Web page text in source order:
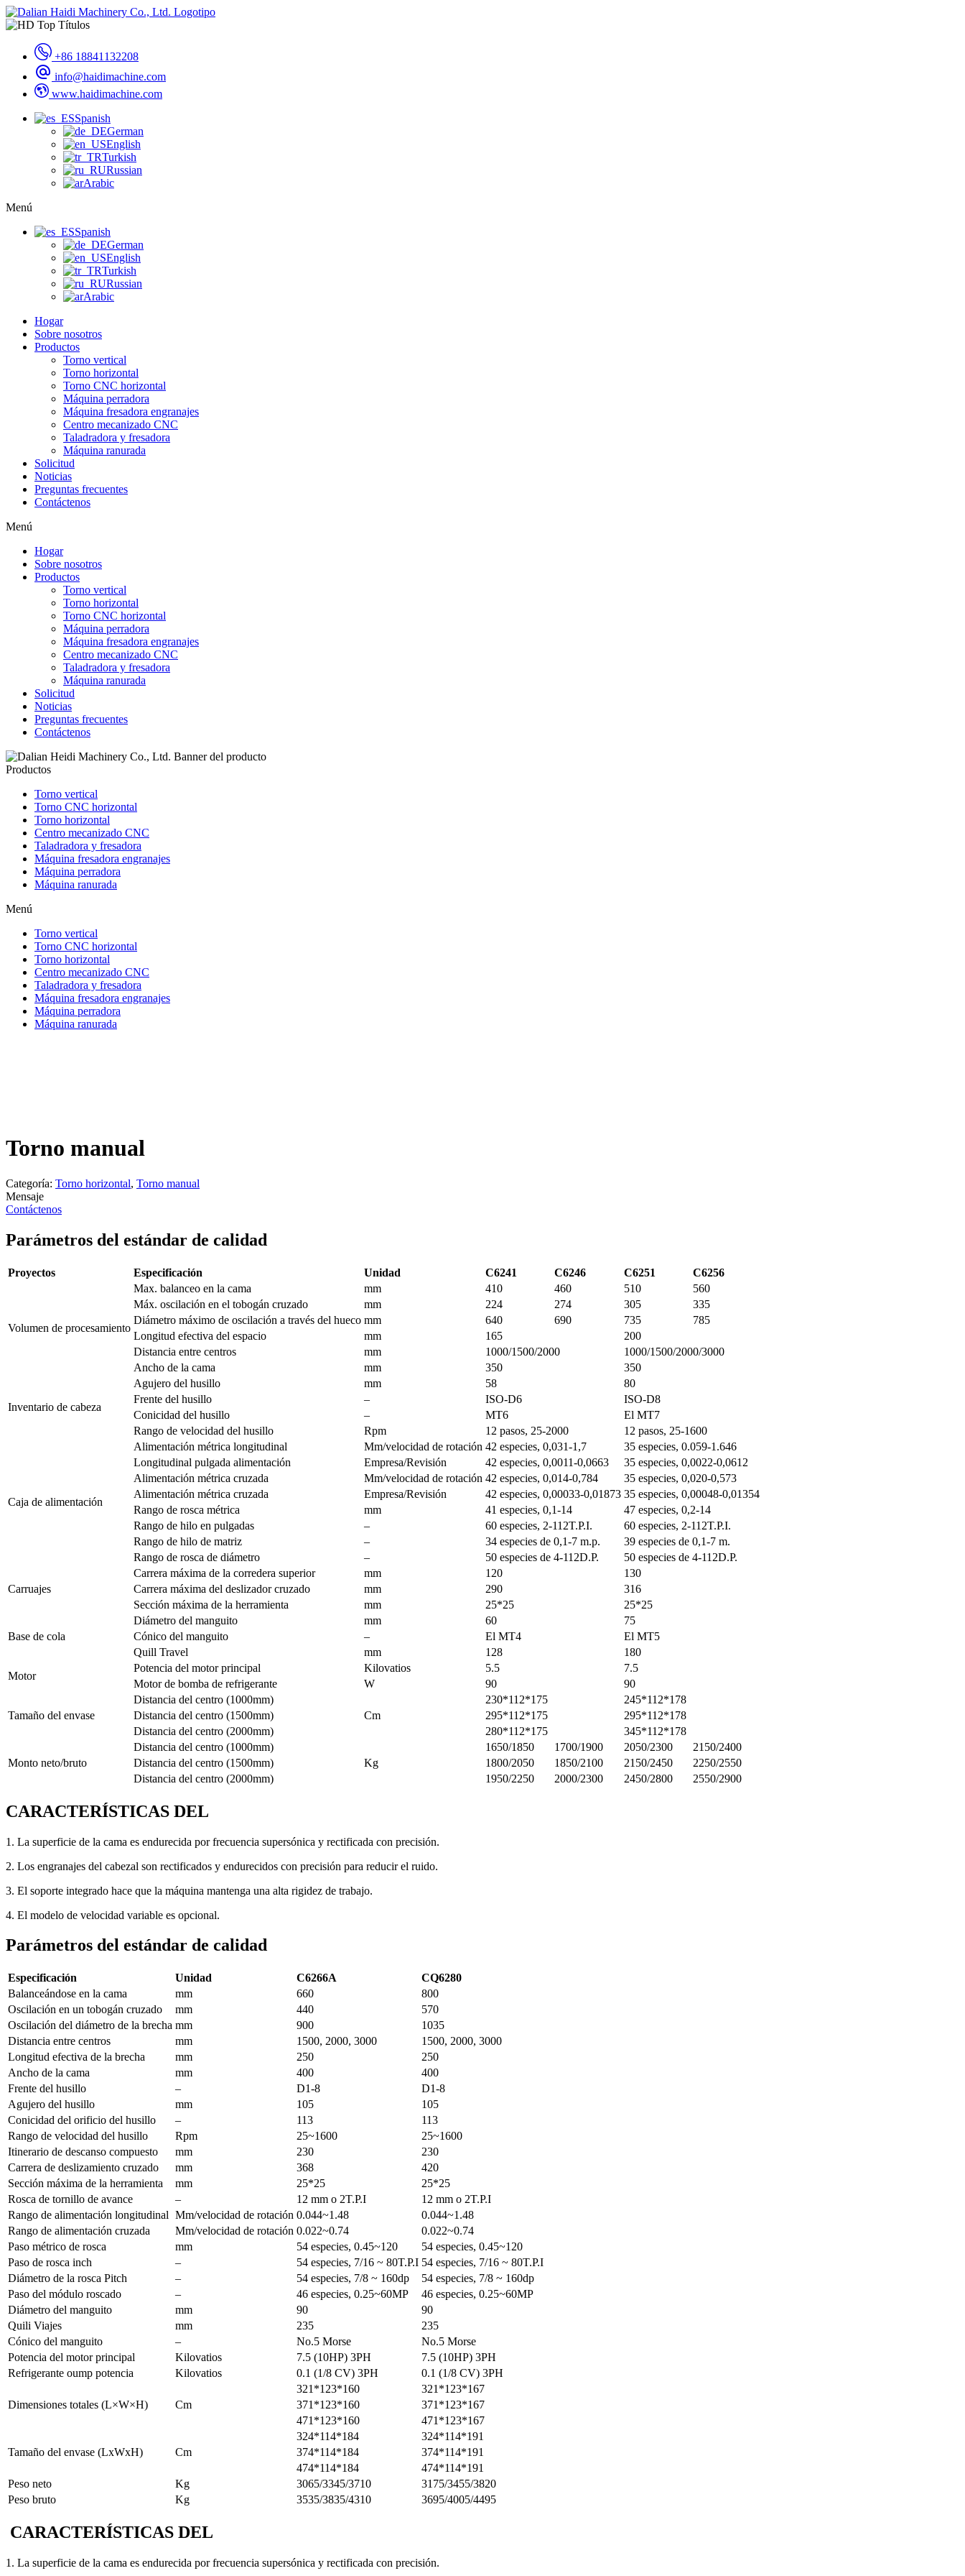
+86 18841132208
info@haidimachine.com
www.haidimachine.com
Spanish
German
English
Turkish
Russian
Arabic
Menú
Spanish
German
English
Turkish
Russian
Arabic
Hogar
Sobre nosotros
Productos
Torno vertical
Torno horizontal
Torno CNC horizontal
Máquina perradora
Máquina fresadora engranajes
Centro mecanizado CNC
Taladradora y fresadora
Máquina ranurada
Solicitud
Noticias
Preguntas frecuentes
Contáctenos
Menú
Hogar
Sobre nosotros
Productos
Torno vertical
Torno horizontal
Torno CNC horizontal
Máquina perradora
Máquina fresadora engranajes
Centro mecanizado CNC
Taladradora y fresadora
Máquina ranurada
Solicitud
Noticias
Preguntas frecuentes
Contáctenos
Productos
Torno vertical
Torno CNC horizontal
Torno horizontal
Centro mecanizado CNC
Taladradora y fresadora
Máquina fresadora engranajes
Máquina perradora
Máquina ranurada
Menú
Torno vertical
Torno CNC horizontal
Torno horizontal
Centro mecanizado CNC
Taladradora y fresadora
Máquina fresadora engranajes
Máquina perradora
Máquina ranurada
Torno manual
Categoría: Torno horizontal, Torno manual
Mensaje
Contáctenos
Parámetros del estándar de calidad
Proyectos Especificación Unidad C6241 C6246 C6251 C6256
Volumen de procesamiento
Max. balanceo en la cama mm 410 460 510
560
Máx. oscilación en el tobogán cruzado
mm 224 274 305
335
Diámetro máximo de oscilación a través del hueco mm 640 690 735
785
Longitud efectiva del espacio
mm 165
200
Distancia entre centros
mm 1000/1500/2000
1000/1500/2000/3000
Ancho de la cama
mm 350 350
Inventario de cabeza
Agujero del husillo mm 58
80
Frente del husillo
– ISO-D6
ISO-D8
Conicidad del husillo
– MT6
El MT7
Rango de velocidad del husillo
Rpm 12 pasos, 25-2000 12 pasos, 25-1600
Caja de alimentación
Alimentación métrica longitudinal Mm/velocidad de rotación 42 especies, 0,031-1,7
35 especies, 0.059-1.646
Longitudinal pulgada alimentación
Empresa/Revisión 42 especies, 0,0011-0,0663
35 especies, 0,0022-0,0612
Alimentación métrica cruzada
Mm/velocidad de rotación 42 especies, 0,014-0,784
35 especies, 0,020-0,573
Alimentación métrica cruzada
Empresa/Revisión 42 especies, 0,00033-0,01873 35 especies, 0,00048-0,01354
Rango de rosca métrica
mm 41 especies, 0,1-14
47 especies, 0,2-14
Rango de hilo en pulgadas
– 60 especies, 2-112T.P.I.
60 especies, 2-112T.P.I.
Rango de hilo de matriz
– 34 especies de 0,1-7 m.p.
39 especies de 0,1-7 m.
Rango de rosca de diámetro
– 50 especies de 4-112D.P. 50 especies de 4-112D.P.
Carruajes
Carrera máxima de la corredera superior mm 120
130
Carrera máxima del deslizador cruzado
mm 290
316
Sección máxima de la herramienta
mm 25*25 25*25
Base de cola
Diámetro del manguito mm 60
75
Cónico del manguito
– El MT4
El MT5
Quill Travel
mm 128
180
Motor
Potencia del motor principal Kilovatios 5.5
7.5
Motor de bomba de refrigerante
W 90 90
Tamaño del envase
Distancia del centro (1000mm)
Cm
230*112*175
245*112*178
Distancia del centro (1500mm)
295*112*175
295*112*178
Distancia del centro (2000mm)
280*112*175 345*112*178
Monto neto/bruto
Distancia del centro (1000mm)
Kg
1650/1850 1700/1900 2050/2300
2150/2400
Distancia del centro (1500mm)
1800/2050 1850/2100 2150/2450
2250/2550
Distancia del centro (2000mm)
1950/2250 2000/2300 2450/2800 2550/2900
CARACTERÍSTICAS DEL
1. La superficie de la cama es endurecida por frecuencia supersónica y rectificada con precisión.
2. Los engranajes del cabezal son rectificados y endurecidos con precisión para reducir el ruido.
3. El soporte integrado hace que la máquina mantenga una alta rigidez de trabajo.
4. El modelo de velocidad variable es opcional.
Parámetros del estándar de calidad
Especificación Unidad C6266A
CQ6280
Balanceándose en la cama
mm 660
800
Oscilación en un tobogán cruzado
mm 440
570
Oscilación del diámetro de la brecha mm 900
1035
Distancia entre centros
mm 1500, 2000, 3000
1500, 2000, 3000
Longitud efectiva de la brecha
mm 250
250
Ancho de la cama
mm 400
400
Frente del husillo
– D1-8
D1-8
Agujero del husillo
mm 105
105
Conicidad del orificio del husillo
– 113
113
Rango de velocidad del husillo
Rpm 25~1600
25~1600
Itinerario de descanso compuesto
mm 230
230
Carrera de deslizamiento cruzado
mm 368
420
Sección máxima de la herramienta
mm 25*25
25*25
Rosca de tornillo de avance
– 12 mm o 2T.P.I
12 mm o 2T.P.I
Rango de alimentación longitudinal Mm/velocidad de rotación 0.044~1.48
0.044~1.48
Rango de alimentación cruzada
Mm/velocidad de rotación 0.022~0.74
0.022~0.74
Paso métrico de rosca
mm 54 especies, 0.45~120
54 especies, 0.45~120
Paso de rosca inch
– 54 especies, 7/16 ~ 80T.P.I 54 especies, 7/16 ~ 80T.P.I
Diámetro de la rosca Pitch
– 54 especies, 7/8 ~ 160dp
54 especies, 7/8 ~ 160dp
Paso del módulo roscado
– 46 especies, 0.25~60MP
46 especies, 0.25~60MP
Diámetro del manguito
mm 90
90
Quili Viajes
mm 235
235
Cónico del manguito
– No.5 Morse
No.5 Morse
Potencia del motor principal
Kilovatios 7.5 (10HP) 3PH
7.5 (10HP) 3PH
Refrigerante oump potencia
Kilovatios 0.1 (1/8 CV) 3PH 0.1 (1/8 CV) 3PH
Dimensiones totales (L×W×H) Cm
321*123*160
321*123*167
371*123*160
371*123*167
471*123*160
471*123*167
Tamaño del envase (LxWxH) Cm
324*114*184
324*114*191
374*114*184
374*114*191
474*114*184
474*114*191
Peso neto
Kg 3065/3345/3710
3175/3455/3820
Peso bruto
Kg 3535/3835/4310 3695/4005/4495
CARACTERÍSTICAS DEL
1. La superficie de la cama es endurecida por frecuencia supersónica y rectificada con precisión.